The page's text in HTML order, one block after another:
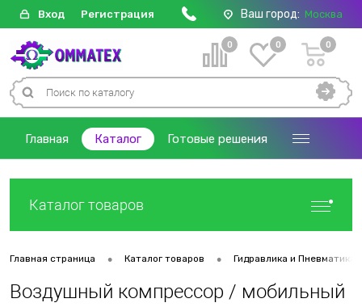
Вход Регистрация Ваш город: Москва
0 0 0
Главная Каталог Готовые решения
Каталог товаров
Главная страница • Каталог товаров • Гидравлика и Пневматика
Воздушный компрессор / мобильный